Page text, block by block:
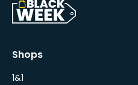
Shops
1&1